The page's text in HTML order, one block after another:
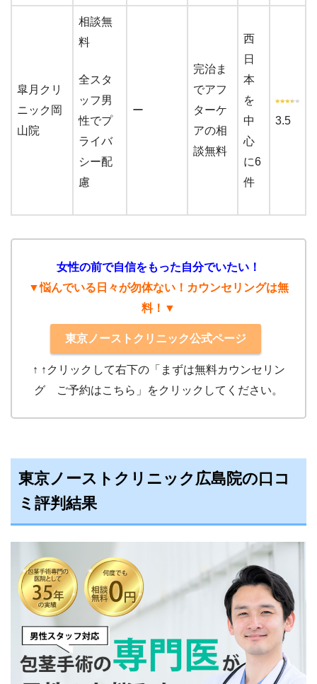
皐月クリ
ニック岡
山院
相談無
料
全スタ
ッフ男
性でプ
ライバ
シー配
慮
ー
完治ま
でアフ
ターケ
アの相
談無料
西
日
本
を
中
心
に6
件
3.5
女性の前で自信をもった自分でいたい！
▼悩んでいる日々が勿体ない！カウンセリングは無
料！▼
東京ノーストクリニック公式ページ
↑ ↑クリック して右下の「まずは無料カウンセリン
グ ご予約はこちら」をクリックしてください。
東京ノーストクリニック広島院の口コ
ミ評判結果